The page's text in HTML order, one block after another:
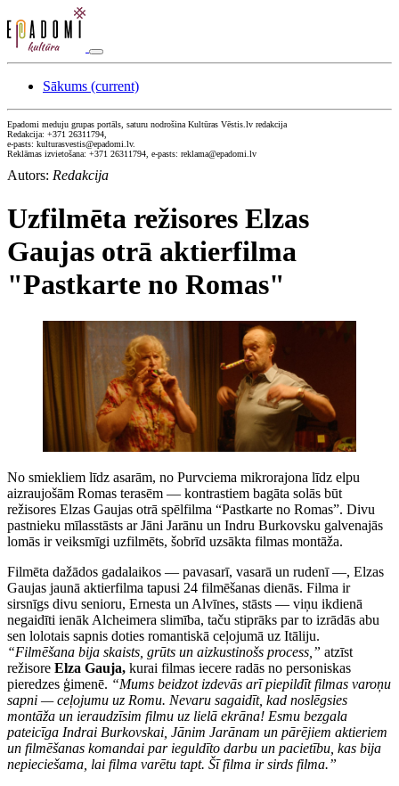
Sākums (current)
Epadomi meduju grupas portāls, saturu nodrošina Kultūras Vēstis.lv redakcija
Redakcija: +371 26311794,
e-pasts: kulturasvestis@epadomi.lv.
Reklāmas izvietošana: +371 26311794, e-pasts: reklama@epadomi.lv
Autors: Redakcija
Uzfilmēta režisores Elzas
Gaujas otrā aktierfilma
"Pastkarte no Romas"
No smiekliem līdz asarām, no Purvciema mikrorajona līdz elpu
aizraujošām Romas terasēm — kontrastiem bagāta solās būt
režisores Elzas Gaujas otrā spēlfilma “Pastkarte no Romas”. Divu
pastnieku mīlasstāsts ar Jāni Jarānu un Indru Burkovsku galvenajās
lomās ir veiksmīgi uzfilmēts, šobrīd uzsākta filmas montāža.
Filmēta dažādos gadalaikos — pavasarī, vasarā un rudenī —, Elzas
Gaujas jaunā aktierfilma tapusi 24 filmēšanas dienās. Filma ir
sirsnīgs divu senioru, Ernesta un Alvīnes, stāsts — viņu ikdienā
negaidīti ienāk Alcheimera slimība, taču stiprāks par to izrādās abu
sen lolotais sapnis doties romantiskā ceļojumā uz Itāliju.
“Filmēšana bija skaists, grūts un aizkustinošs process,” atzīst
režisore Elza Gauja, kurai filmas iecere radās no personiskas
pieredzes ģimenē. “Mums beidzot izdevās arī piepildīt filmas varoņu
sapni — ceļojumu uz Romu. Nevaru sagaidīt, kad noslēgsies
montāža un ieraudzīsim filmu uz lielā ekrāna! Esmu bezgala
pateicīga Indrai Burkovskai, Jānim Jarānam un pārējiem aktieriem
un filmēšanas komandai par ieguldīto darbu un pacietību, kas bija
nepieciešama, lai filma varētu tapt. Šī filma ir sirds filma.”